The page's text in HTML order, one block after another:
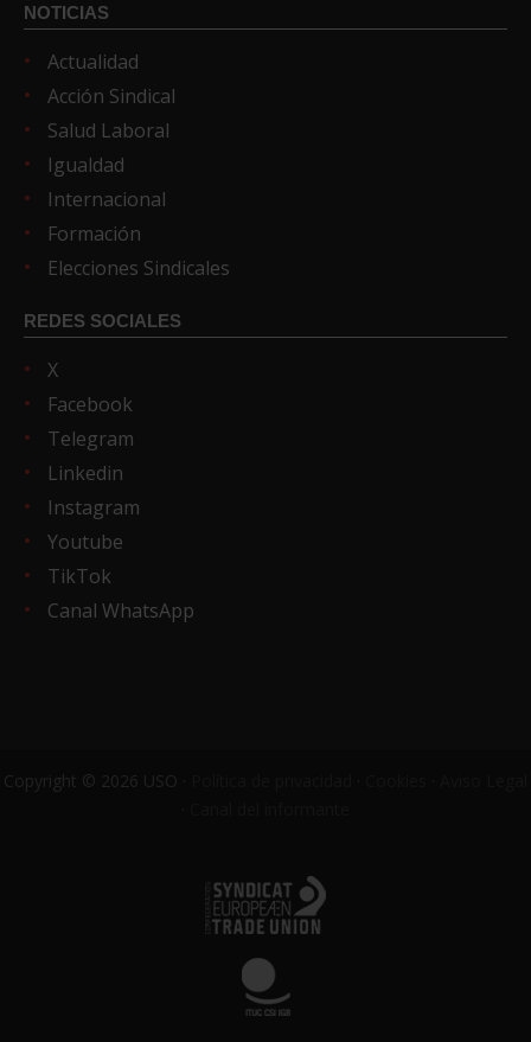
NOTICIAS
Actualidad
Acción Sindical
Salud Laboral
Igualdad
Internacional
Formación
Elecciones Sindicales
REDES SOCIALES
X
Facebook
Telegram
Linkedin
Instagram
Youtube
TikTok
Canal WhatsApp
Copyright © 2026 USO ·